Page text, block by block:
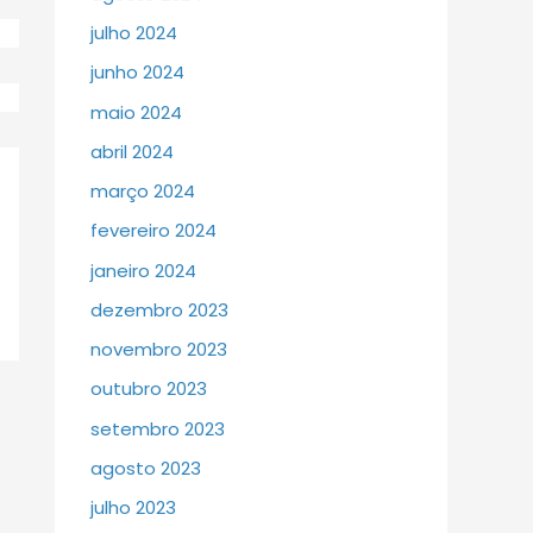
julho 2024
junho 2024
maio 2024
abril 2024
março 2024
fevereiro 2024
janeiro 2024
dezembro 2023
novembro 2023
outubro 2023
setembro 2023
agosto 2023
julho 2023